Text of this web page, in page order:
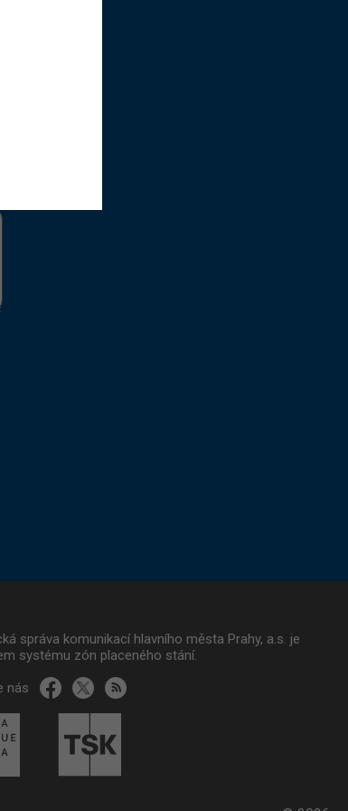
správa komunikací hlavního města Prahy, a.s. je
systému zón placeného stání.
nás